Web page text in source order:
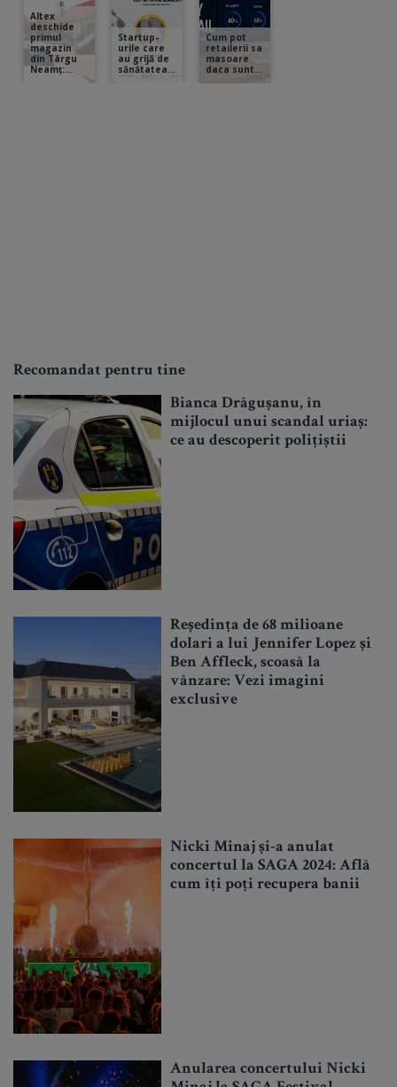
Recomandat pentru tine
Bianca Drăgușanu, în
mijlocul unui scandal uriaș:
ce au descoperit polițiștii
Reședința de 68 milioane
dolari a lui Jennifer Lopez și
Ben Affleck, scoasă la
vânzare: Vezi imagini
exclusive
Nicki Minaj și-a anulat
concertul la SAGA 2024: Află
cum îți poți recupera banii
Anularea concertului Nicki